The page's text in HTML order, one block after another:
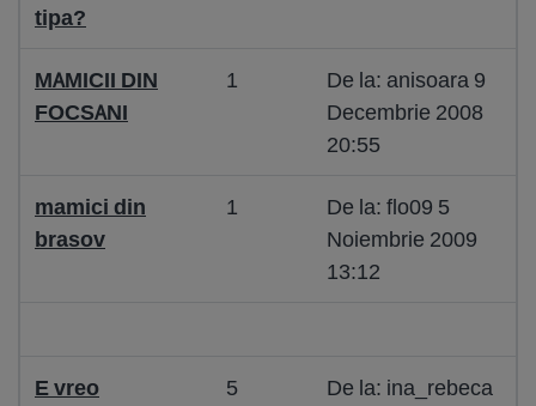
tipa?
MAMICII DIN
FOCSANI
1
De la: anisoara 9
Decembrie 2008
20:55
mamici din
brasov
1
De la: flo09 5
Noiembrie 2009
13:12
E vreo
5
De la: ina_rebeca